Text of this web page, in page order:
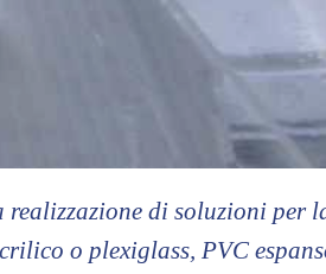
di soluzioni per
o plexiglass, PVC